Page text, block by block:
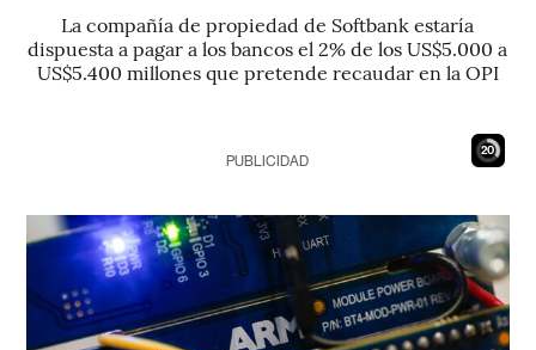
La compañía de propiedad de Softbank estaría
dispuesta a pagar a los bancos el 2% de los US$5.000 a
US$5.400 millones que pretende recaudar en la OPI
19
PUBLICIDAD